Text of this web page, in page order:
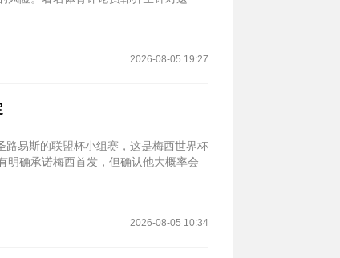
2026-08-05 19:27
易斯的联盟杯小组赛，这是梅西世界杯
明确承诺梅西首发，但确认他大概率会
2026-08-05 10:34